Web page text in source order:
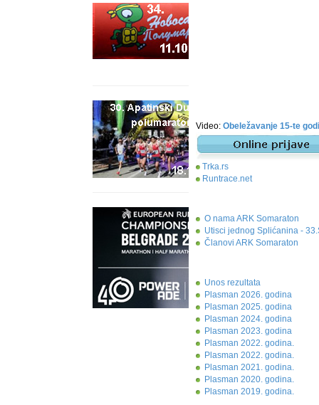
Video: Obeležavanje 15-te
Trka.rs
Runtrace.net
O nama ARK Somaraton
Utisci jednog Splićanina -
Članovi ARK Somaraton
Unos rezultata
Plasman 2026. godina
Plasman 2025. godina
Plasman 2024. godina
Plasman 2023. godina
Plasman 2022. godina.
Plasman 2022. godina.
Plasman 2021. godina.
Plasman 2020. godina.
Plasman 2019. godina.